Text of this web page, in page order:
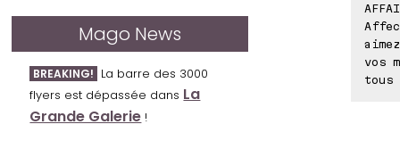
Mago News
BREAKING! La barre des 3000
flyers est dépassée dans La
Grande Galerie !
vos
tous